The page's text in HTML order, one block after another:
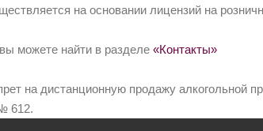
на основании лицензий на
можете найти в разделе «Контакты»
на дистанционную продажу алкогольной
612.